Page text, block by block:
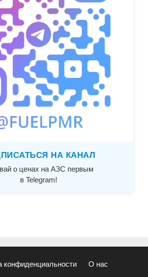
НА КАНАЛ
о ценах на АЗС первым
в Telegram!
конфиденциальности О нас